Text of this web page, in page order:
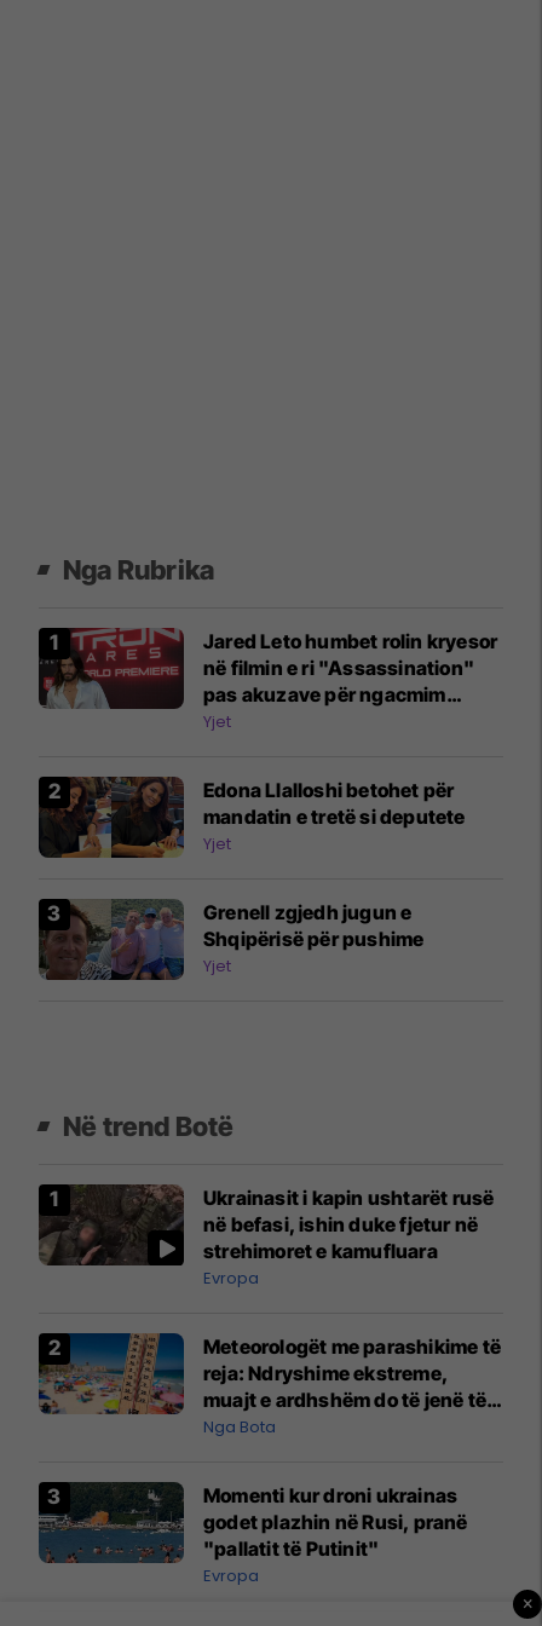
Nga Rubrika
Jared Leto humbet rolin kryesor
në filmin e ri "Assassination"
pas akuzave për ngacmim
seksual
Yjet
Edona Llalloshi betohet për
mandatin e tretë si deputete
Yjet
Grenell zgjedh jugun e
Shqipërisë për pushime
Yjet
Në trend Botë
Ukrainasit i kapin ushtarët rusë
në befasi, ishin duke fjetur në
strehimoret e kamufluara
Evropa
Meteorologët me parashikime të
reja: Ndryshime ekstreme,
muajt e ardhshëm do të jenë të
pazakontë
Nga Bota
Momenti kur droni ukrainas
godet plazhin në Rusi, pranë
"pallatit të Putinit"
Evropa
×